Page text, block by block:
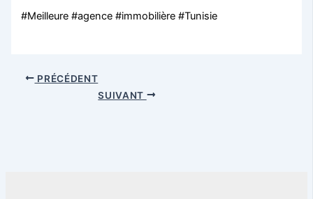
#Meilleure #agence #immobilière #Tunisie
PRÉCÉDENT
SUIVANT